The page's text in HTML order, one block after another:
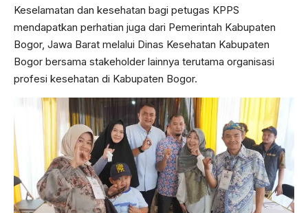
Keselamatan dan kesehatan bagi petugas KPPS
mendapatkan perhatian juga dari Pemerintah Kabupaten
Bogor, Jawa Barat melalui Dinas Kesehatan Kabupaten
Bogor bersama stakeholder lainnya terutama organisasi
profesi kesehatan di Kabupaten Bogor.